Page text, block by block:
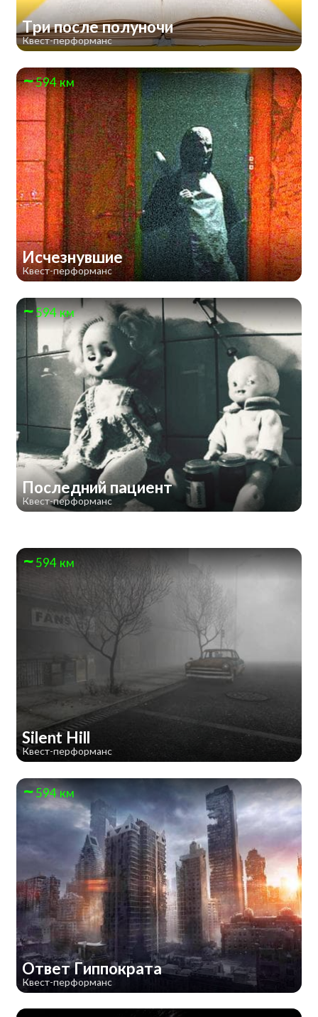
Три после полуночи
Квест-перформанс
594 км
Исчезнувшие
Квест-перформанс
594 км
Последний пациент
Квест-перформанс
594 км
Silent Hill
Квест-перформанс
594 км
Ответ Гиппократа
Квест-перформанс